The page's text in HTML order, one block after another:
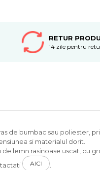
RETUR
14 zile pentru
de bumbac sau poliester,
si materialul dorit.
lemn rasinoase uscat, cu
AICI
.